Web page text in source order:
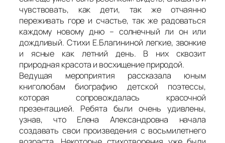
чувствовать, как дети, так же отчаянно
переживать горе и счастье, так же радоваться
каждому новому дню – солнечный ли он или
дождливый. Стихи Е.Благининой легкие, звонкие
и ясные как летний день. В них сквозит
природная красота и восхищение природой.
Ведущая мероприятия рассказала юным
книголюбам биографию детской поэтессы,
которая сопровождалась красочной
презентацией. Ребята были очень удивлены,
узнав, что Елена Александровна начала
создавать свои произведения с восьмилетнего